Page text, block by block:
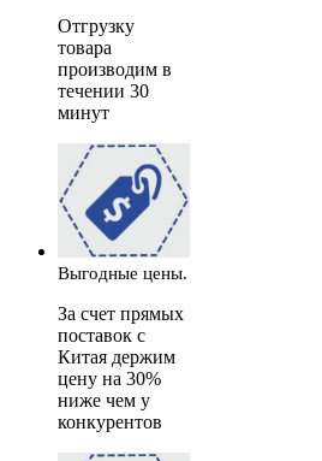
Отгрузку
товара
производим в
течении 30
минут
Выгодные цены.
За счет прямых
поставок с
Китая держим
цену на 30%
ниже чем у
конкурентов